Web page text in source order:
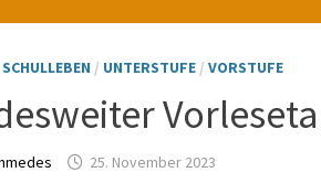
SCHULLEBEN / UNTERSTUFE /VORSTUFE
25. November 2023